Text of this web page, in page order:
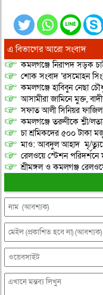
এ বিভাগের আরো সংবাদ
কমলগঞ্জে নিরাপদ সড়ক
শোক সংবাদ ‘রসমোহন
কমলগঞ্জে হাবিবুন নেছা
আসামীরা জামিনে মুক্ত,
সফাত আলী সিনিয়র ফাজিল
কমলগঞ্জে তরুণীকে শ্লী/
চা শ্রমিকদের ৫০০ টাকা
মাও: আবদুল আহাদ মৃ/
রেলওয়ে স্টেশন
শ্রীমঙ্গল ও কমলগঞ্জ